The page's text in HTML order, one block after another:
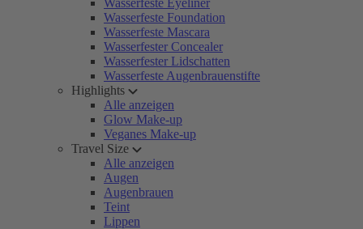
Wasserfeste Eyeliner
Wasserfeste Foundation
Wasserfeste Mascara
Wasserfester Concealer
Wasserfester Lidschatten
Wasserfeste Augenbrauenstifte
Highlights
Alle anzeigen
Glow Make-up
Veganes Make-up
Travel Size
Alle anzeigen
Augen
Augenbrauen
Teint
Lippen